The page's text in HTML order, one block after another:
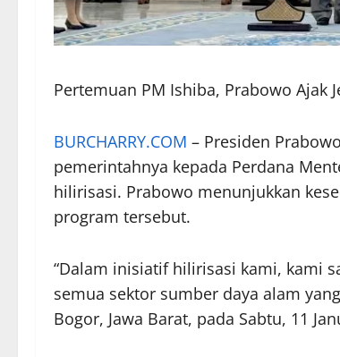
Pertemuan PM Ishiba, Prabowo Ajak
BURCHARRY.COM – Presiden
pemerintahnya kepada Perdana
hilirisasi. Prabowo menunjukkan
program tersebut.
“Dalam inisiatif hilirisasi kami, kami
semua sektor sumber daya alam
Bogor, Jawa Barat, pada Sabtu, 11